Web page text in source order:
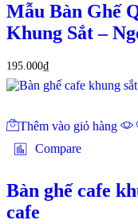
Mẫu Bàn Ghế
Khung Sắt –
195.000₫
Thêm vào giỏ hàng
Compare
Bàn ghế cafe
cafe